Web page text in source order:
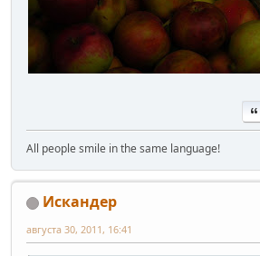
All people smile in the same language!
Искандер
августа 30, 2011, 16:41